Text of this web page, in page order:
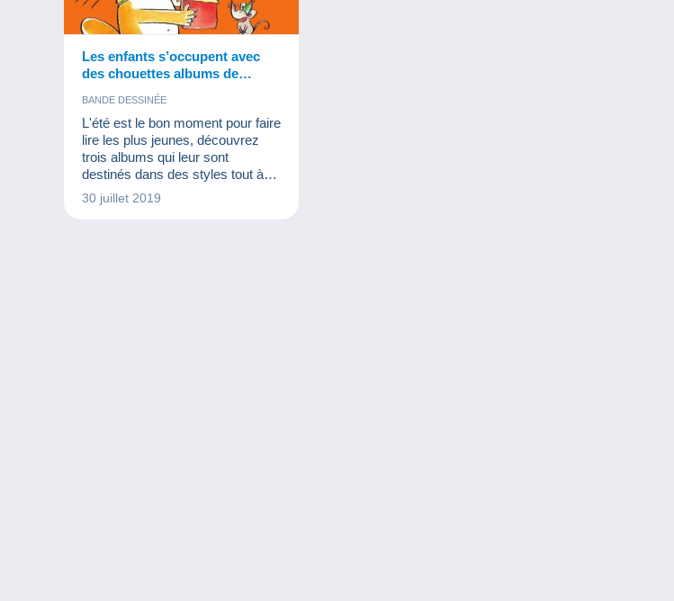
Les enfants s’occupent avec
des chouettes albums de
bandes dessinées !
BANDE DESSINÉE
L'été est le bon moment pour faire
lire les plus jeunes, découvrez
trois albums qui leur sont
destinés dans des styles tout à
fait différents.
30 juillet 2019